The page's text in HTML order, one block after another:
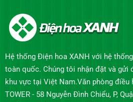
Hệ thống Điện hoa XANH với hệ
toàn quốc. Chúng tôi nhận đặt và gửi
khu vực tại Việt Nam.Văn phòng điều
TOWER - 58 Nguyễn Đình Chiểu, P,